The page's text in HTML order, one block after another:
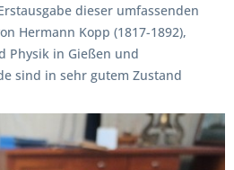
dieser umfassenden
Hermann Kopp (1817-1892),
Physik in Gießen und
sind in sehr gutem Zustand